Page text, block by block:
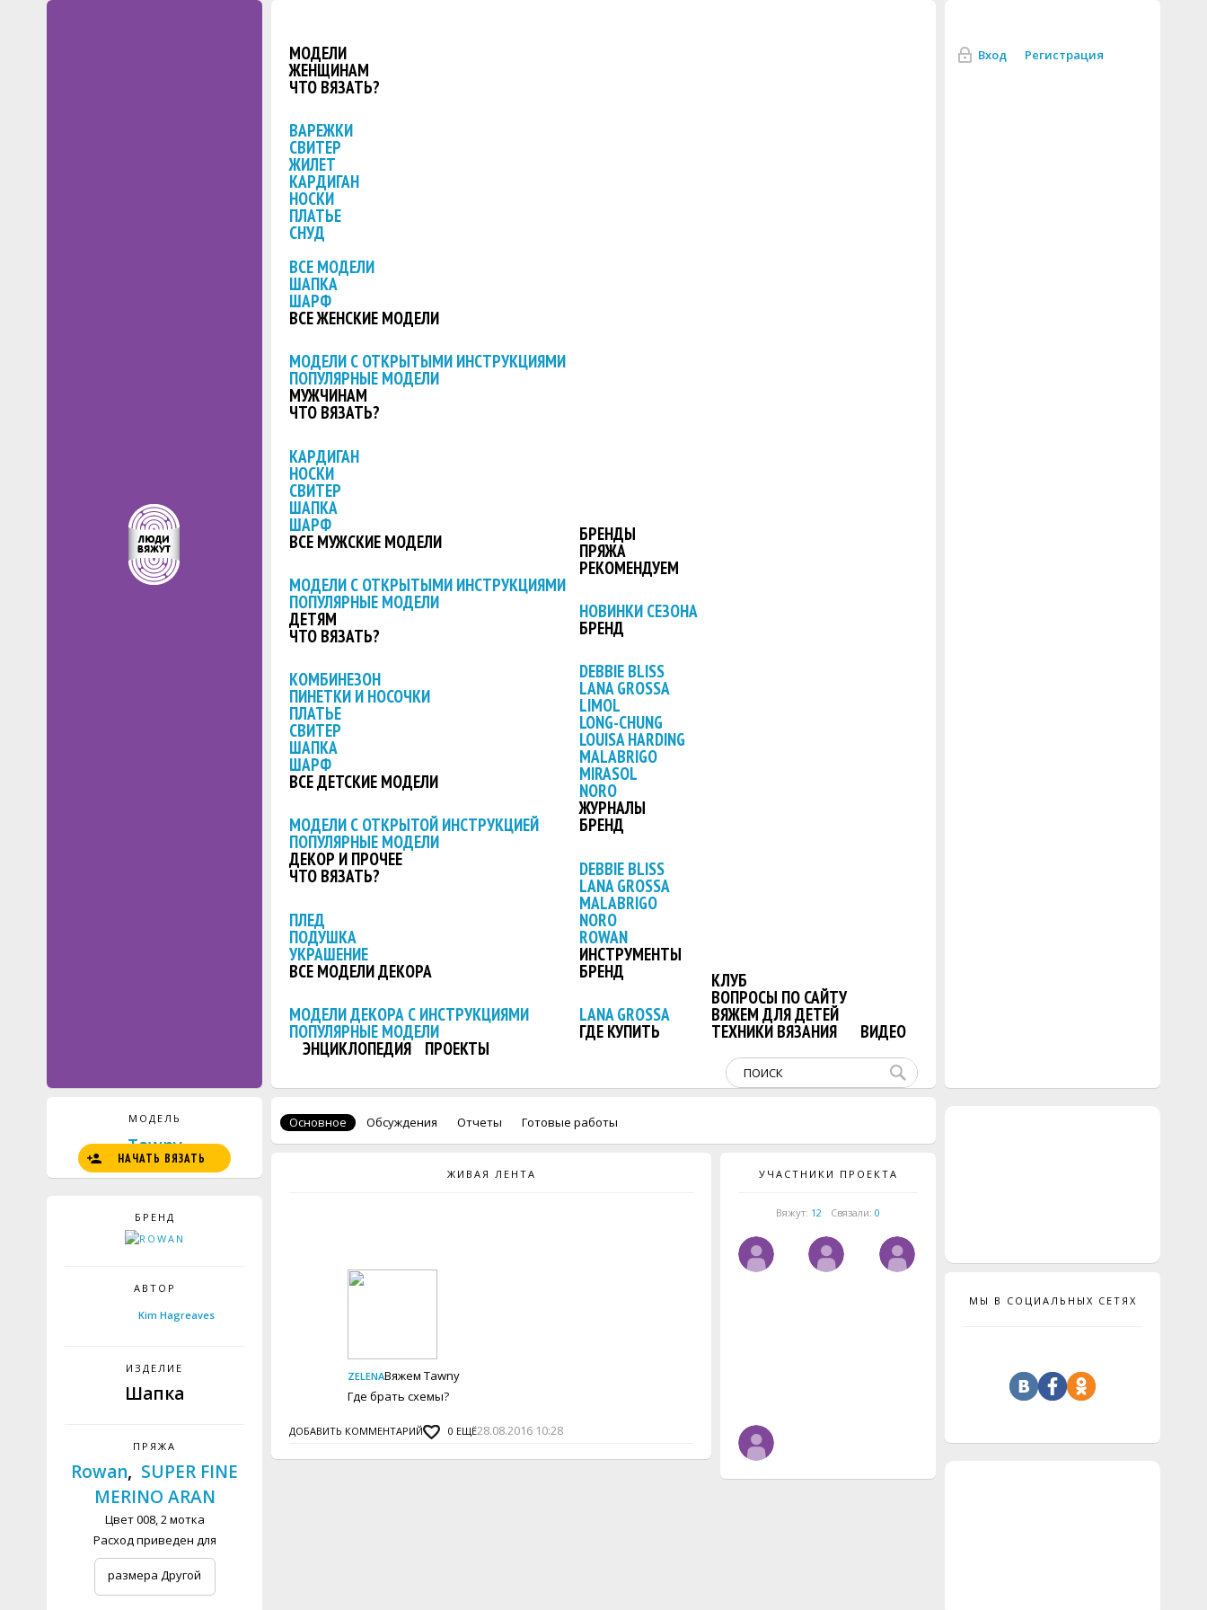
МОДЕЛИ
ЖЕНЩИНАМ
ЧТО ВЯЗАТЬ?
ВАРЕЖКИ
СВИТЕР
ЖИЛЕТ
КАРДИГАН
НОСКИ
ПЛАТЬЕ
СНУД
ВСЕ МОДЕЛИ
ШАПКА
ШАРФ
ВСЕ ЖЕНСКИЕ МОДЕЛИ
МОДЕЛИ С ОТКРЫТЫМИ ИНСТРУКЦИЯМИ
ПОПУЛЯРНЫЕ МОДЕЛИ
МУЖЧИНАМ
ЧТО ВЯЗАТЬ?
КАРДИГАН
НОСКИ
СВИТЕР
ШАПКА
ШАРФ
ВСЕ МУЖСКИЕ МОДЕЛИ
МОДЕЛИ С ОТКРЫТЫМИ ИНСТРУКЦИЯМИ
ПОПУЛЯРНЫЕ МОДЕЛИ
ДЕТЯМ
ЧТО ВЯЗАТЬ?
КОМБИНЕЗОН
ПИНЕТКИ И НОСОЧКИ
ПЛАТЬЕ
СВИТЕР
ШАПКА
ШАРФ
ВСЕ ДЕТСКИЕ МОДЕЛИ
МОДЕЛИ С ОТКРЫТОЙ ИНСТРУКЦИЕЙ
ПОПУЛЯРНЫЕ МОДЕЛИ
ДЕКОР И ПРОЧЕЕ
ЧТО ВЯЗАТЬ?
ПЛЕД
ПОДУШКА
УКРАШЕНИЕ
ВСЕ МОДЕЛИ ДЕКОРА
МОДЕЛИ ДЕКОРА С ИНСТРУКЦИЯМИ
ПОПУЛЯРНЫЕ МОДЕЛИ
БРЕНДЫ
ПРЯЖА
РЕКОМЕНДУЕМ
НОВИНКИ СЕЗОНА
БРЕНД
DEBBIE BLISS
LANA GROSSA
LIMOL
LONG-CHUNG
LOUISA HARDING
MALABRIGO
MIRASOL
NORO
ЖУРНАЛЫ
БРЕНД
DEBBIE BLISS
LANA GROSSA
MALABRIGO
NORO
ROWAN
ИНСТРУМЕНТЫ
БРЕНД
LANA GROSSA
ГДЕ КУПИТЬ
КЛУБ
ВОПРОСЫ ПО САЙТУ
ВЯЖЕМ ДЛЯ ДЕТЕЙ
ТЕХНИКИ ВЯЗАНИЯ ВИДЕО
ЭНЦИКЛОПЕДИЯ ПРОЕКТЫ
Вход Регистрация
МОДЕЛЬ
Tawny
НАЧАТЬ ВЯЗАТЬ
БРЕНД
АВТОР
Kim Hagreaves
ИЗДЕЛИЕ
Шапка
ПРЯЖА
Rowan, SUPER FINE
MERINO ARAN
Цвет 008, 2 мотка
Расход приведен для
размера Другой
Основное Обсуждения Отчеты Готовые работы
ЖИВАЯ ЛЕНТА
ZELENAВяжем Tawny
Где брать схемы?
ДОБАВИТЬ КОММЕНТАРИЙ 0 ЕЩЁ28.08.2016 10:28
УЧАСТНИКИ ПРОЕКТА
Вяжут: 12 Связали: 0
МЫ В СОЦИАЛЬНЫХ СЕТЯХ